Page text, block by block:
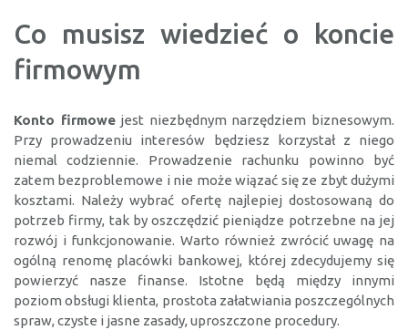
Co musisz wiedzieć o koncie
firmowym
Konto firmowejest niezbędnym narzędziem biznesowym.
Przy prowadzeniu interesów będziesz korzystał z niego
niemal codziennie. Prowadzenie rachunku powinno być
zatem bezproblemowe i nie może wiązać się ze zbyt dużymi
kosztami. Należy wybrać ofertę najlepiej dostosowaną do
potrzeb firmy, tak by oszczędzić pieniądze potrzebne na jej
rozwój i funkcjonowanie. Warto również zwrócić uwagę na
ogólną renomę placówki bankowej, której zdecydujemy się
powierzyć nasze finanse. Istotne będą między innymi
poziom obsługi klienta, prostota załatwiania poszczególnych
spraw, czyste i jasne zasady, uproszczone procedury.